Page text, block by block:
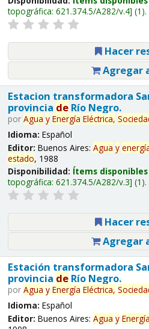
topográfica: 621.374.5/A282/v.4 (1).
Hacer
Agregar
Estacion transformadora
provincia deRío Negro.
por Agua y Energía Eléctrica,
Idioma: Español
Editor: Buenos Aires: Agua y
estado, 1988
Disponibilidad: Ítems
topográfica: 621.374.5/A282/v.3 (1).
Hacer
Agregar
Estación transformadora
provincia deRío Negro.
por Agua y Energía Eléctrica,
Idioma: Español
Editor: Buenos Aires: Agua y Energía